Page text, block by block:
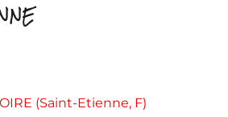
(Saint-Etienne, F)